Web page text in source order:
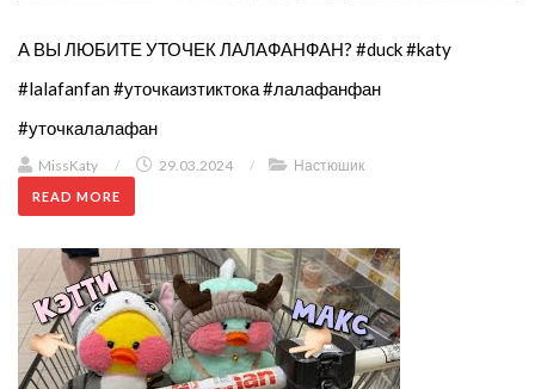
А ВЫ ЛЮБИТЕ УТОЧЕК ЛАЛАФАНФАН? #duck #katy
#lalafanfan #уточкаизтиктока #лалафанфан
#уточкалалафан
MissKaty / 29.03.2024 / Настюшик
READ MORE